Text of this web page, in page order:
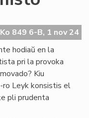
849 6-B, 1 nov 24
hodiaŭ en la
pri la provoka
Kiu
ro Leyk konsistis el
pli prudenta